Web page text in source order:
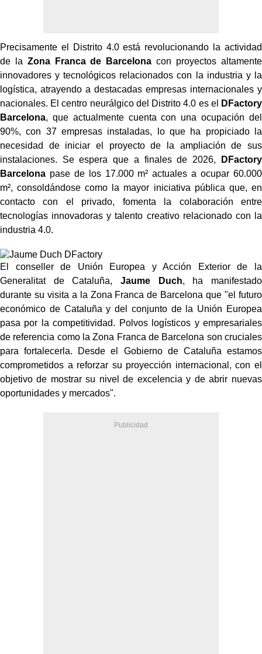
Precisamente el Distrito 4.0 está revolucionando la actividad
de la Zona Franca de Barcelona con proyectos altamente
innovadores y tecnológicos relacionados con la industria y la
logística, atrayendo a destacadas empresas internacionales y
nacionales. El centro neurálgico del Distrito 4.0 es el
DFactory
Barcelona, que actualmente cuenta con una ocupación del
90%, con 37 empresas instaladas, lo que ha propiciado la
necesidad de iniciar el proyecto de la ampliación de sus
instalaciones. Se espera que a finales de 2026,
DFactory
Barcelona pase de los 17.000 m² actuales a ocupar 60.000
m², consoldándose como la mayor iniciativa pública que, en
contacto con el privado, fomenta la colaboración entre
tecnologías innovadoras y talento creativo relacionado con la
industria 4.0.
El conseller de Unión Europea y Acción Exterior de la
Generalitat de Cataluña, Jaume Duch, ha manifestado
durante su visita a la Zona Franca de Barcelona que"el futuro
económico de Cataluña y del conjunto de la Unión Europea
pasa por la competitividad. Polvos logísticos y empresariales
de referencia como la Zona Franca de Barcelona son cruciales
para fortalecerla. Desde el Gobierno de Cataluña estamos
comprometidos a reforzar su proyección internacional, con el
objetivo de mostrar su nivel de excelencia y de abrir nuevas
oportunidades y mercados".